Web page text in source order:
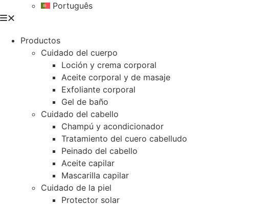
Português
Productos
Cuidado del cuerpo
Loción y crema corporal
Aceite corporal y de masaje
Exfoliante corporal
Gel de baño
Cuidado del cabello
Champú y acondicionador
Tratamiento del cuero cabelludo
Peinado del cabello
Aceite capilar
Mascarilla capilar
Cuidado de la piel
Protector solar